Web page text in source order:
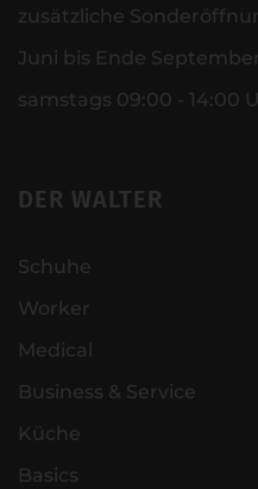
zusätzliche
Juni bis Ende
samstags 09:00 - 14:00
DER WALTER
Schuhe
Worker
Medical
Business & Service
Küche
Basics